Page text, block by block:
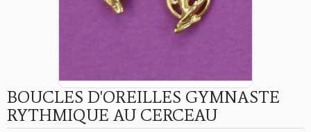
BOUCLES D'OREILLES GYMNASTE
RYTHMIQUE AU CERCEAU